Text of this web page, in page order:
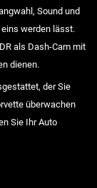
Sound und
werden lässt.
als Dash-Cam mit
dienen.
der Sie
überwachen
Sie Ihr Auto